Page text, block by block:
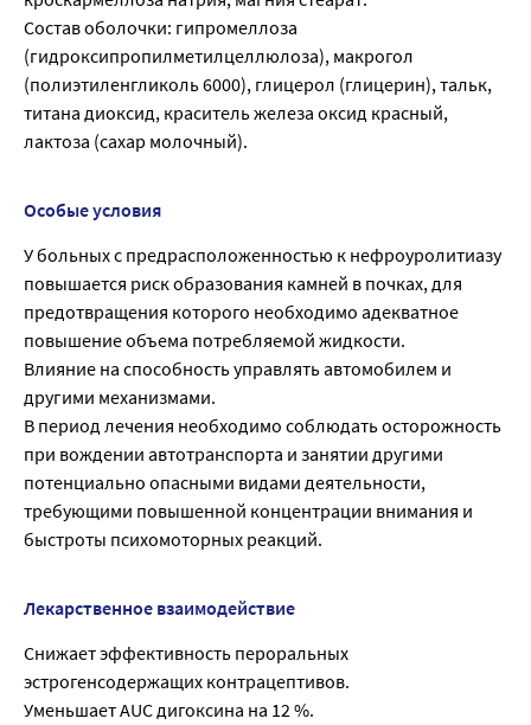
Состав оболочки: гипромеллоза
(гидроксипропилметилцеллюлоза), макрогол
(полиэтиленгликоль 6000), глицерол (глицерин), тальк,
титана диоксид, краситель железа оксид красный,
лактоза (сахар молочный).
Особые условия
У больных с предрасположенностью к нефроуролитиазу
повышается риск образования камней в почках, для
предотвращения которого необходимо адекватное
повышение объема потребляемой жидкости.
Влияние на способность управлять автомобилем и
другими механизмами.
В период лечения необходимо соблюдать осторожность
при вождении автотранспорта и занятии другими
потенциально опасными видами деятельности,
требующими повышенной концентрации внимания и
быстроты психомоторных реакций.
Лекарственное взаимодействие
Снижает эффективность пероральных
эстрогенсодержащих контрацептивов.
Уменьшает AUC дигоксина на 12 %.